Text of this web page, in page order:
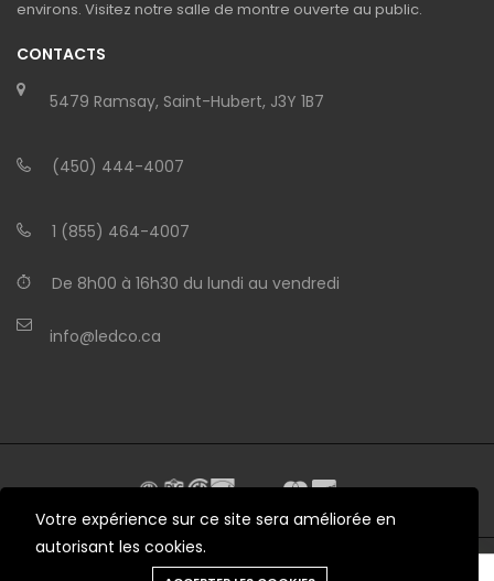
environs. Visitez notre salle de montre ouverte au public.
CONTACTS
5479 Ramsay, Saint-Hubert, J3Y 1B7
(450) 444-4007
1 (855) 464-4007
De 8h00 à 16h30 du lundi au vendredi
info@ledco.ca
Votre expérience sur ce site sera améliorée en
autorisant les cookies.